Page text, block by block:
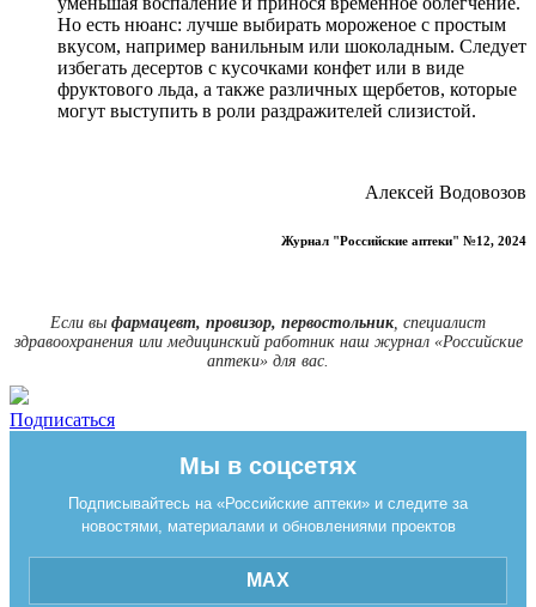
Но есть нюанс: лучше выбирать мороженое с простым
вкусом, например ванильным или шоколадным. Следует
избегать десертов с кусочками конфет или в виде
фруктового льда, а также различных щербетов, которые
могут выступить в роли раздражителей слизистой.
Алексей Водовозов
Журнал "Российские аптеки" №12, 2024
Если вы фармацевт, провизор, первостольник, специалист
здравоохранения или медицинский работник наш журнал «Российские
аптеки» для вас.
Подписаться
Мы в соцсетях
Подписывайтесь на «Российские аптеки» и следите за
новостями, материалами и обновлениями проектов
MAX